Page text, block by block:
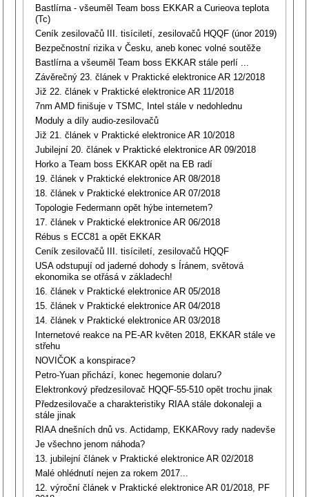
Bastlírna - všeuměl Team boss EKKAR a Curieova teplota
(Tc)
Ceník zesilovačů III. tisíciletí, zesilovačů HQQF (únor 2019)
Bezpečnostní rizika v Česku, aneb konec volné soutěže
Bastlírna a všeuměl Team boss EKKAR stále perlí ...
Závěrečný 23. článek v Praktické elektronice AR 12/2018
Již 22. článek v Praktické elektronice AR 11/2018
7nm AMD finišuje v TSMC, Intel stále v nedohlednu
Moduly a díly audio-zesilovačů
Již 21. článek v Praktické elektronice AR 10/2018
Jubilejní 20. článek v Praktické elektronice AR 09/2018
Horko a Team boss EKKAR opět na EB radí
19. článek v Praktické elektronice AR 08/2018
18. článek v Praktické elektronice AR 07/2018
Topologie Federmann opět hýbe internetem?
17. článek v Praktické elektronice AR 06/2018
Rébus s ECC81 a opět EKKAR
Ceník zesilovačů III. tisíciletí, zesilovačů HQQF
USA odstupují od jaderné dohody s Íránem, světová
ekonomika se otřásá v základech!
16. článek v Praktické elektronice AR 05/2018
15. článek v Praktické elektronice AR 04/2018
14. článek v Praktické elektronice AR 03/2018
Internetové reakce na PE-AR květen 2018, EKKAR stále ve
střehu
NOVIČOK a konspirace?
Petro-Yuan přichází, konec hegemonie dolaru?
Elektronkový předzesilovač HQQF-55-510 opět trochu jinak
Předzesilovače a charakteristiky RIAA stále dokonaleji a
stále jinak
RIAA dnešních dnů vs. Actidamp, EKKARovy rady nadevše
Je všechno jenom náhoda?
13. jubilejní článek v Praktické elektronice AR 02/2018
Malé ohlédnutí nejen za rokem 2017...
12. výroční článek v Praktické elektronice AR 01/2018, PF